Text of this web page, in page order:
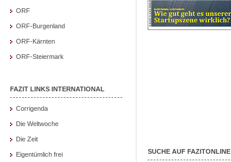
ORF
ORF-Burgenland
ORF-Kärnten
ORF-Steiermark
FAZIT LINKS INTERNATIONAL
Corrigenda
Die Weltwoche
Die Zeit
Eigentümlich frei SUCHE AUF FAZITONLINE